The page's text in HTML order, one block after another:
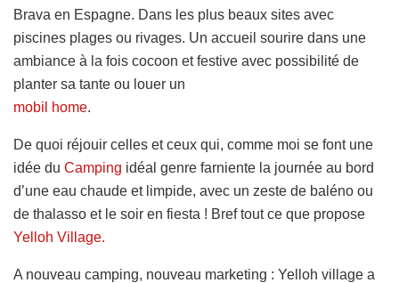
Brava en Espagne. Dans les plus beaux sites avec
piscines plages ou rivages. Un accueil sourire dans une
ambiance à la fois cocoon et festive avec possibilité de
planter sa tante ou louer un
mobil home.
De quoi réjouir celles et ceux qui, comme moi se font une
idée du Camping idéal genre farniente la journée au bord
d’une eau chaude et limpide, avec un zeste de baléno ou
de thalasso et le soir en fiesta ! Bref tout ce que propose
Yelloh Village.
A nouveau camping, nouveau marketing : Yelloh village a